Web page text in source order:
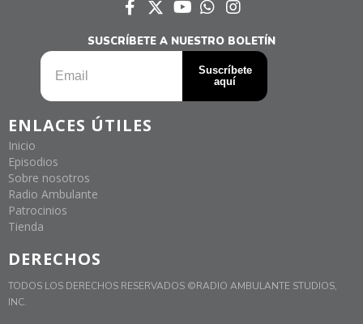
SUSCRÍBETE A NUESTRO BOLETÍN
ENLACES ÚTILES
Inicio
Episodios
Sobre nosotros
Radio Ambulante
Patrocinios
Tienda
DERECHOS
TODOS LOS DERECHOS RESERVADOS ©RADIO AMBULANTE STUDIOS,
INC.